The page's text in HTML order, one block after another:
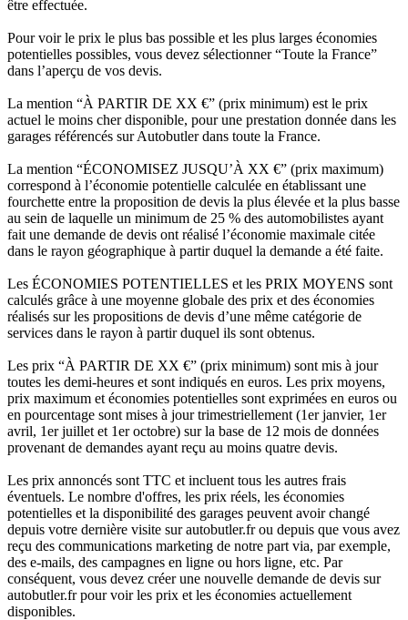
être effectuée.
Pour voir le prix le plus bas possible et les plus larges économies
potentielles possibles, vous devez sélectionner “Toute la France”
dans l’aperçu de vos devis.
La mention “À PARTIR DE XX €” (prix minimum) est le prix
actuel le moins cher disponible, pour une prestation donnée dans les
garages référencés sur Autobutler dans toute la France.
La mention “ÉCONOMISEZ JUSQU’À XX €” (prix maximum)
correspond à l’économie potentielle calculée en établissant une
fourchette entre la proposition de devis la plus élevée et la plus basse
au sein de laquelle un minimum de 25 % des automobilistes ayant
fait une demande de devis ont réalisé l’économie maximale citée
dans le rayon géographique à partir duquel la demande a été faite.
Les ÉCONOMIES POTENTIELLES et les PRIX MOYENS sont
calculés grâce à une moyenne globale des prix et des économies
réalisés sur les propositions de devis d’une même catégorie de
services dans le rayon à partir duquel ils sont obtenus.
Les prix “À PARTIR DE XX €” (prix minimum) sont mis à jour
toutes les demi-heures et sont indiqués en euros. Les prix moyens,
prix maximum et économies potentielles sont exprimées en euros ou
en pourcentage sont mises à jour trimestriellement (1er janvier, 1er
avril, 1er juillet et 1er octobre) sur la base de 12 mois de données
provenant de demandes ayant reçu au moins quatre devis.
Les prix annoncés sont TTC et incluent tous les autres frais
éventuels. Le nombre d'offres, les prix réels, les économies
potentielles et la disponibilité des garages peuvent avoir changé
depuis votre dernière visite sur autobutler.fr ou depuis que vous avez
reçu des communications marketing de notre part via, par exemple,
des e-mails, des campagnes en ligne ou hors ligne, etc. Par
conséquent, vous devez créer une nouvelle demande de devis sur
autobutler.fr pour voir les prix et les économies actuellement
disponibles.